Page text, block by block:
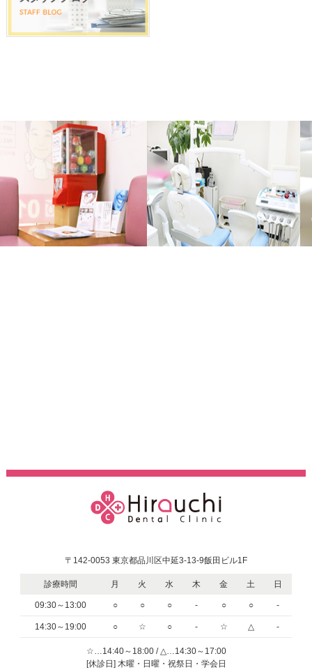
〒142-0053 東京都品川区中延3-13-9飯田ビル1F
診療時間 月 火 水 木 金 土 日
09:30～13:00 ○ ○ ○ - ○ ○ -
14:30～19:00 ○ ☆ ○ - ☆ △ -
☆…14:40～18:00 / △…14:30～17:00
[休診日] 木曜・日曜・祝祭日・学会日